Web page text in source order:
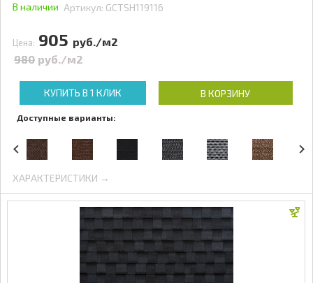
В наличии Артикул: GCTSH119116
Цена: 905 руб./м2
980 руб./м2
КУПИТЬ В 1 КЛИК В КОРЗИНУ
Доступные варианты:
ХАРАКТЕРИСТИКИ →